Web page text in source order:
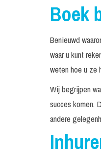
Boek
Benieuwd
waar u kunt
weten hoe u ze
Wij begrijpen
succes komen.
andere